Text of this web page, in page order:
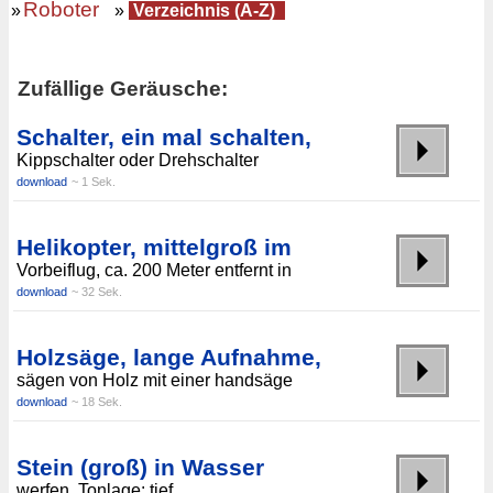
»Roboter » Verzeichnis (A-Z)
Zufällige Geräusche:
Schalter, ein mal schalten,
Kippschalter oder Drehschalter
download ~ 1 Sek.
Helikopter, mittelgroß im
Vorbeiflug, ca. 200 Meter entfernt in
download ~ 32 Sek.
Holzsäge, lange Aufnahme,
sägen von Holz mit einer handsäge
download ~ 18 Sek.
Stein (groß) in Wasser